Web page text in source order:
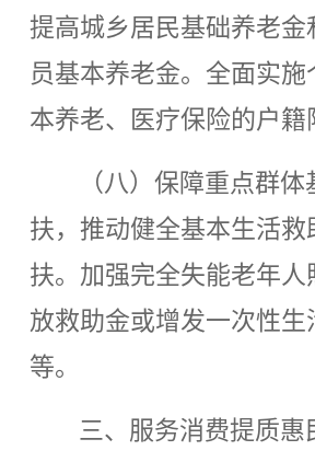
提高城乡居民基础养老
员基本养老金。全面实
本养老、医疗保险的户
（八）保障重点群
扶，推动健全基本生活
扶。加强完全失能老年
放救助金或增发一次性
等。
三、服务消费提质惠